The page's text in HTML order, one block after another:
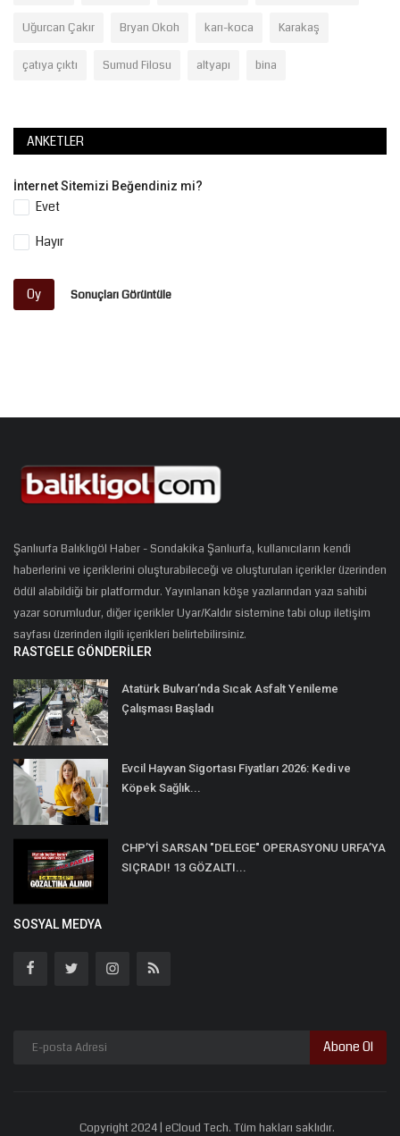
Uğurcan Çakır Bryan Okoh karı-koca Karakaş
çatıya çıktı Sumud Filosu altyapı bina
ANKETLER
İnternet Sitemizi Beğendiniz mi?
Evet
Hayır
Oy Sonuçları Görüntüle
Şanlıurfa Balıklıgöl Haber - Sondakika Şanlıurfa, kullanıcıların kendi
haberlerini ve içeriklerini oluşturabileceği ve oluşturulan içerikler üzerinden
ödül alabildiği bir platformdur. Yayınlanan köşe yazılarından yazı sahibi
yazar sorumludur, diğer içerikler Uyar/Kaldır sistemine tabi olup iletişim
sayfası üzerinden ilgili içerikleri belirtebilirsiniz.
RASTGELE GÖNDERILER
Atatürk Bulvarı’nda Sıcak Asfalt Yenileme
Çalışması Başladı
Evcil Hayvan Sigortası Fiyatları 2026: Kedi ve
Köpek Sağlık...
CHP’Yİ SARSAN "DELEGE" OPERASYONU URFA’YA
SIÇRADI! 13 GÖZALTI...
SOSYAL MEDYA
Abone Ol
Copyright 2024 | eCloud Tech. Tüm hakları saklıdır.